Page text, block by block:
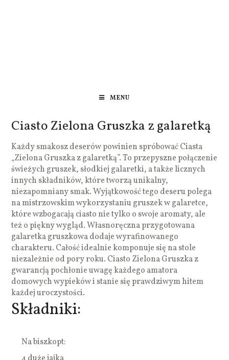
MENU
Ciasto Zielona Gruszka z galaretką
Każdy smakosz deserów powinien spróbować Ciasta
„Zielona Gruszka z galaretką”. To przepyszne połączenie
świeżych gruszek, słodkiej galaretki, a także licznych
innych składników, które tworzą unikalny,
niezapomniany smak. Wyjątkowość tego deseru polega
na mistrzowskim wykorzystaniu gruszek w galaretce,
które wzbogacają ciasto nie tylko o swoje aromaty, ale
też o piękny wygląd. Własnoręczna przygotowana
galaretka gruszkowa dodaje wyrafinowanego
charakteru. Całość idealnie komponuje się na stole
niezależnie od pory roku. Ciasto Zielona Gruszka z
gwarancją pochłonie uwagę każdego amatora
domowych wypieków i stanie się prawdziwym hitem
każdej uroczystości.
Składniki:
Na biszkopt: